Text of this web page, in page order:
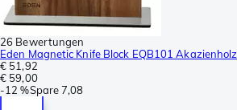
26 Bewertungen
Eden Magnetic Knife Block EQB101 Akazienholz
€ 51,92
€ 59,00
-12 %Spare7,08